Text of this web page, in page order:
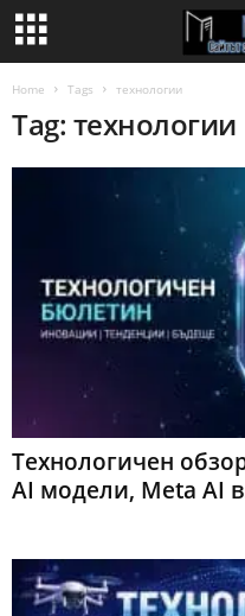
Home Tags технологии
Tag: технологии
Технологичен
AI модели, Meta AI